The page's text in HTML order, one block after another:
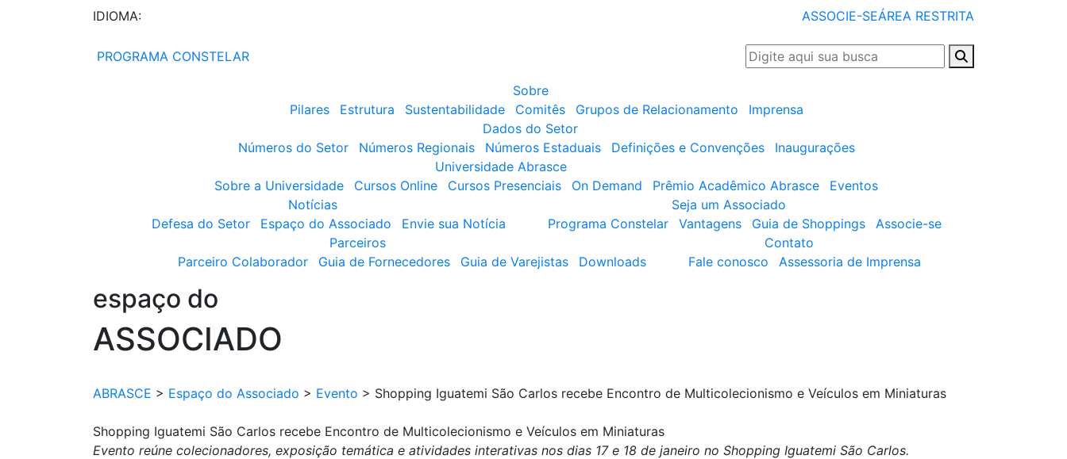
IDIOMA: ASSOCIE-SEÁREA RESTRITA
PROGRAMA CONSTELAR
Sobre
Pilares
Estrutura Sustentabilidade Comitês Grupos de Relacionamento
Imprensa
Dados do Setor
Números do Setor
Números Regionais Números Estaduais Definições e Convenções
Inaugurações
Universidade Abrasce
Sobre a Universidade
Cursos Online Cursos Presenciais On Demand Prêmio Acadêmico Abrasce
Eventos
Notícias
Defesa do Setor
Espaço do Associado Envie sua Notícia
Seja um Associado
Programa Constelar
Vantagens Guia de Shoppings
Associe-se
Parceiros
Parceiro Colaborador
Guia de Fornecedores Guia de Varejistas Downloads
Contato
Fale conosco
Assessoria de Imprensa
espaço do
ASSOCIADO
ABRASCE > Espaço do Associado > Evento > Shopping Iguatemi São Carlos recebe Encontro de Multicolecionismo e Veículos em Miniaturas
Shopping Iguatemi São Carlos recebe Encontro de Multicolecionismo e Veículos em Miniaturas
Evento reúne colecionadores, exposição temática e atividades interativas nos dias 17 e 18 de janeiro no Shopping Iguatemi São Carlos.